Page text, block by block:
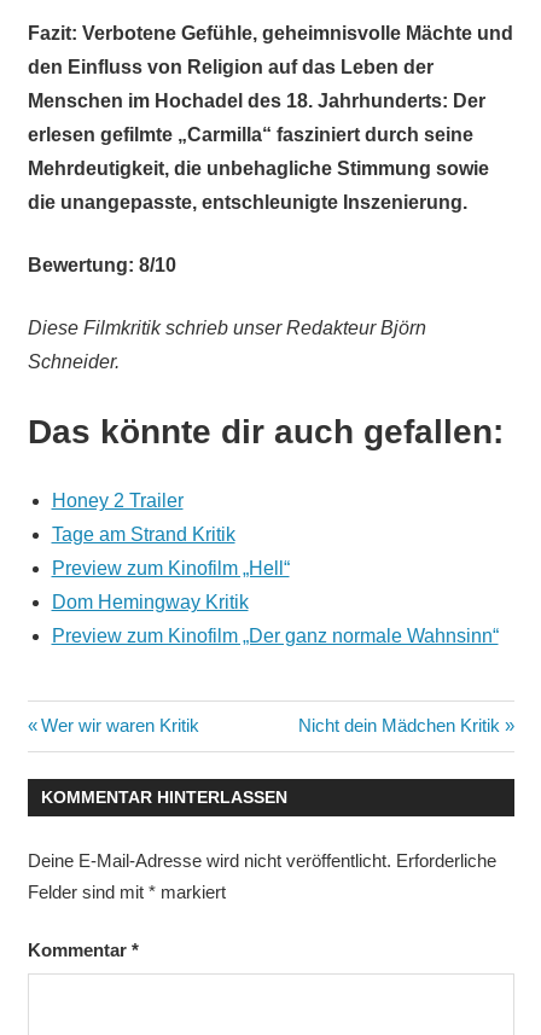
Fazit: Verbotene Gefühle, geheimnisvolle Mächte und
den Einfluss von Religion auf das Leben der
Menschen im Hochadel des 18. Jahrhunderts: Der
erlesen gefilmte „Carmilla“ fasziniert durch seine
Mehrdeutigkeit, die unbehagliche Stimmung sowie
die unangepasste, entschleunigte Inszenierung.
Bewertung: 8/10
Diese Filmkritik schrieb unser Redakteur Björn
Schneider.
Das könnte dir auch gefallen:
Honey 2 Trailer
Tage am Strand Kritik
Preview zum Kinofilm „Hell“
Dom Hemingway Kritik
Preview zum Kinofilm „Der ganz normale Wahnsinn“
Beitragsnavigation
Vorheriger
Beitrag:
Wer wir waren Kritik
Nächster
Beitrag:
Nicht dein Mädchen Kritik
KOMMENTAR HINTERLASSEN
Deine E-Mail-Adresse wird nicht veröffentlicht. Erforderliche
Felder sind mit *markiert
Kommentar *